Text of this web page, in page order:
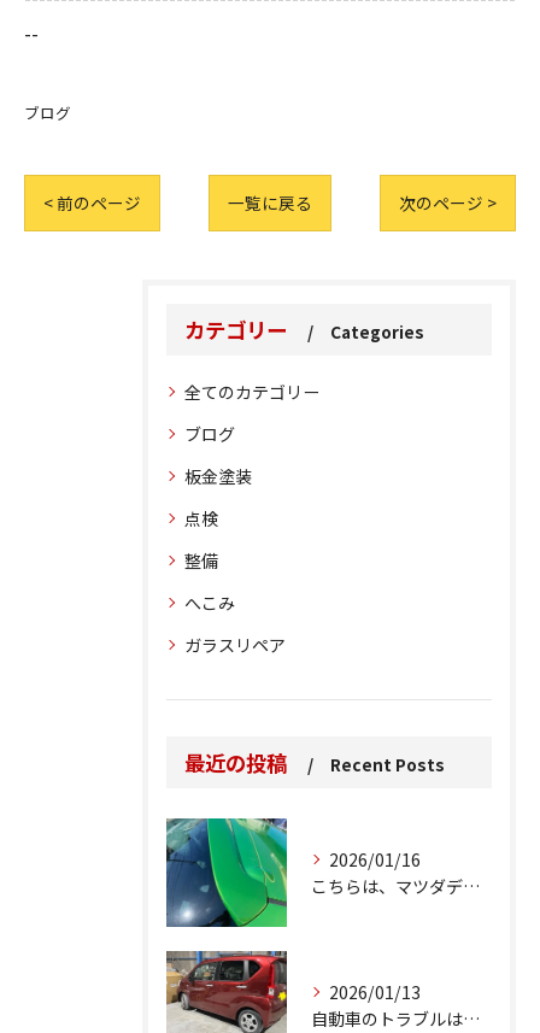
--
ブログ
< 前のページ 一覧に戻る 次のページ >
カテゴリー Categories
全てのカテゴリー
ブログ
板金塗装
点検
整備
へこみ
ガラスリペア
最近の投稿 Recent Posts
2026/01/16
こちらは、マツダデミオのゲートのルーフスポイラーで、経年劣化...
2026/01/13
自動車のトラブルは、日常生活において避けられない出来事の一つ...